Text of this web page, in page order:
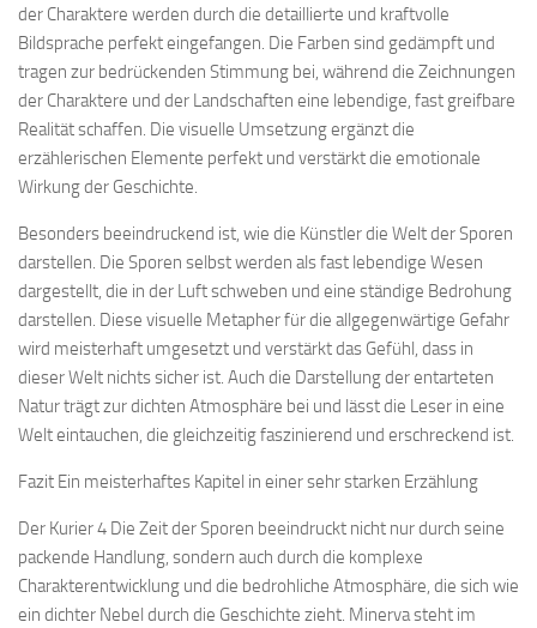
der Charaktere werden durch die detaillierte und kraftvolle
Bildsprache perfekt eingefangen. Die Farben sind gedämpft und
tragen zur bedrückenden Stimmung bei, während die Zeichnungen
der Charaktere und der Landschaften eine lebendige, fast greifbare
Realität schaffen. Die visuelle Umsetzung ergänzt die
erzählerischen Elemente perfekt und verstärkt die emotionale
Wirkung der Geschichte.
Besonders beeindruckend ist, wie die Künstler die Welt der Sporen
darstellen. Die Sporen selbst werden als fast lebendige Wesen
dargestellt, die in der Luft schweben und eine ständige Bedrohung
darstellen. Diese visuelle Metapher für die allgegenwärtige Gefahr
wird meisterhaft umgesetzt und verstärkt das Gefühl, dass in
dieser Welt nichts sicher ist. Auch die Darstellung der entarteten
Natur trägt zur dichten Atmosphäre bei und lässt die Leser in eine
Welt eintauchen, die gleichzeitig faszinierend und erschreckend ist.
Fazit Ein meisterhaftes Kapitel in einer sehr starken Erzählung
Der Kurier 4 Die Zeit der Sporen beeindruckt nicht nur durch seine
packende Handlung, sondern auch durch die komplexe
Charakterentwicklung und die bedrohliche Atmosphäre, die sich wie
ein dichter Nebel durch die Geschichte zieht. Minerva steht im